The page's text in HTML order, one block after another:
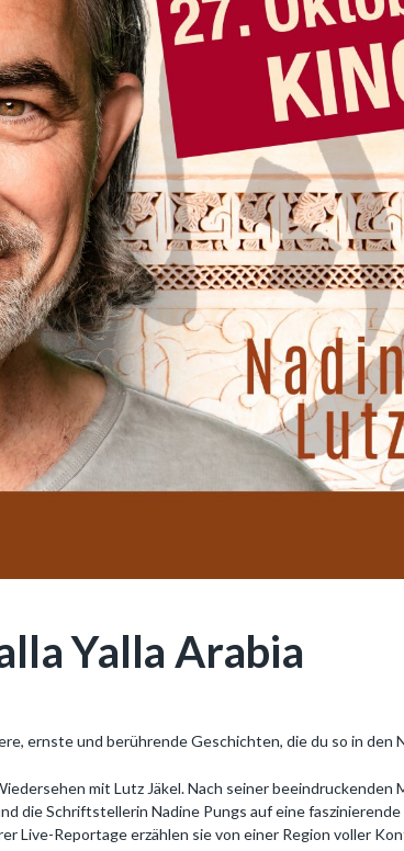
Yalla Arabia
ernste und berührende Geschichten, die du so in den
mit Lutz Jäkel. Nach seiner
die Schriftstellerin Nadine Pungs auf eine
Live-Reportage erzählen sie von einer Region voller